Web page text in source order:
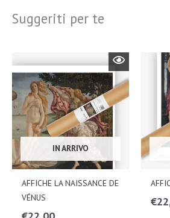
Suggeriti per te
IN ARRIVO
AFFICHE LA NAISSANCE DE
VÉNUS
€